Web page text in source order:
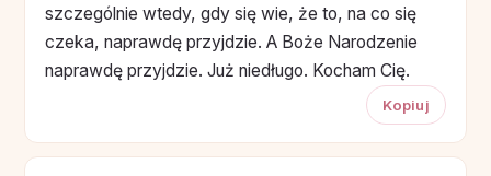
szczególnie wtedy, gdy się wie, że to, na co się
czeka, naprawdę przyjdzie. A Boże Narodzenie
naprawdę przyjdzie. Już niedługo. Kocham Cię.
Kopiuj